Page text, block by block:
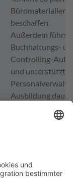
Büromaterialien
beschaffen.
Außerdem führst
Buchhaltungs-
Controlling-
und unterstützt
Ausbildung
Regel drei Jahre
dual, d.h. in der